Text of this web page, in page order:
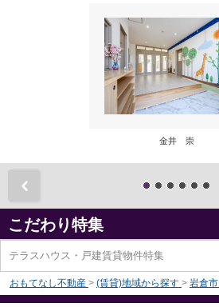
金井 崇
こだわり特集
テラスハウス・戸建賃貸物件特集
おもてなし不動産 > (賃貸)地域から探す > 岩倉市